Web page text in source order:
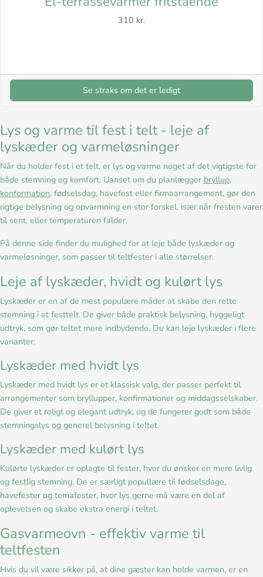
310 kr.
Se straks om det er ledigt
Lys og varme til fest i telt - leje af
lyskæder og varmeløsninger
Når du holder fest i et telt, er lys og varme noget af det vigtigste for
både stemning og komfort. Uanset om du planlægger bryllup,
konformation, fødselsdag, havefest eller firmaarrangement, gør den
rigtige belysning og opvarmning en stor forskel, især når fresten varer
til sent, eller temperaturen falder.
På denne side finder du mulighed for at leje både lyskæder og
varmeløsninger, som passer til teltfester i alle størrelser.
Leje af lyskæder, hvidt og kulørt lys
Lyskæder er en af de mest populære måder at skabe den rette
stemning i et festtelt. De giver både praktisk belysning, hyggeligt
udtryk, som gør teltet mere indbydende. Du kan leje lyskæder i flere
varianter:
Lyskæder med hvidt lys
Lyskæder med hvidt lys er et klassisk valg, der passer perfekt til
arrangementer som bryllupper, konfirmationer og middagsselskaber.
De giver et roligt og elegant udtryk, og de fungerer godt som både
stemningslys og generel belysning i teltet.
Lyskæder med kulørt lys
Kulørte lyskæder er oplagte til fester, hvor du ønsker en mere livlig
og festlig stemning. De er særligt popullære til fødselsdage,
havefester og temafester, hvor lys gerne må være en del af
oplevelsen og skabe ekstra energi i teltet.
Gasvarmeovn - effektiv varme til
teltfesten
Hvis du vil være sikker på, at dine gæster kan holde varmen, er en